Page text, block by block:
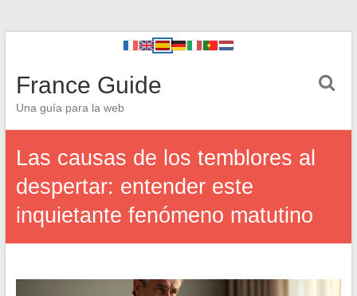
France Guide
Una guía para la web
Las causas de los temblores al
despertar: entender este
inquietante fenómeno matutino